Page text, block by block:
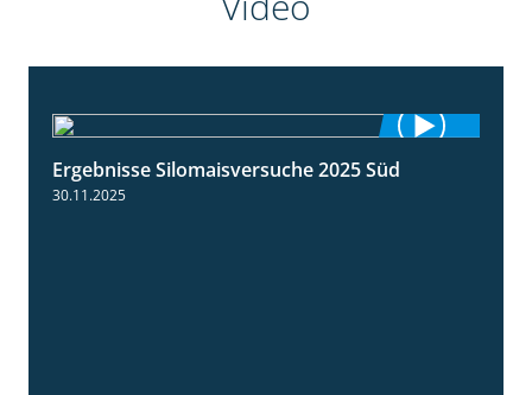
Ergebnisse Silomaisversuche 2025 Süd
30.11.2025